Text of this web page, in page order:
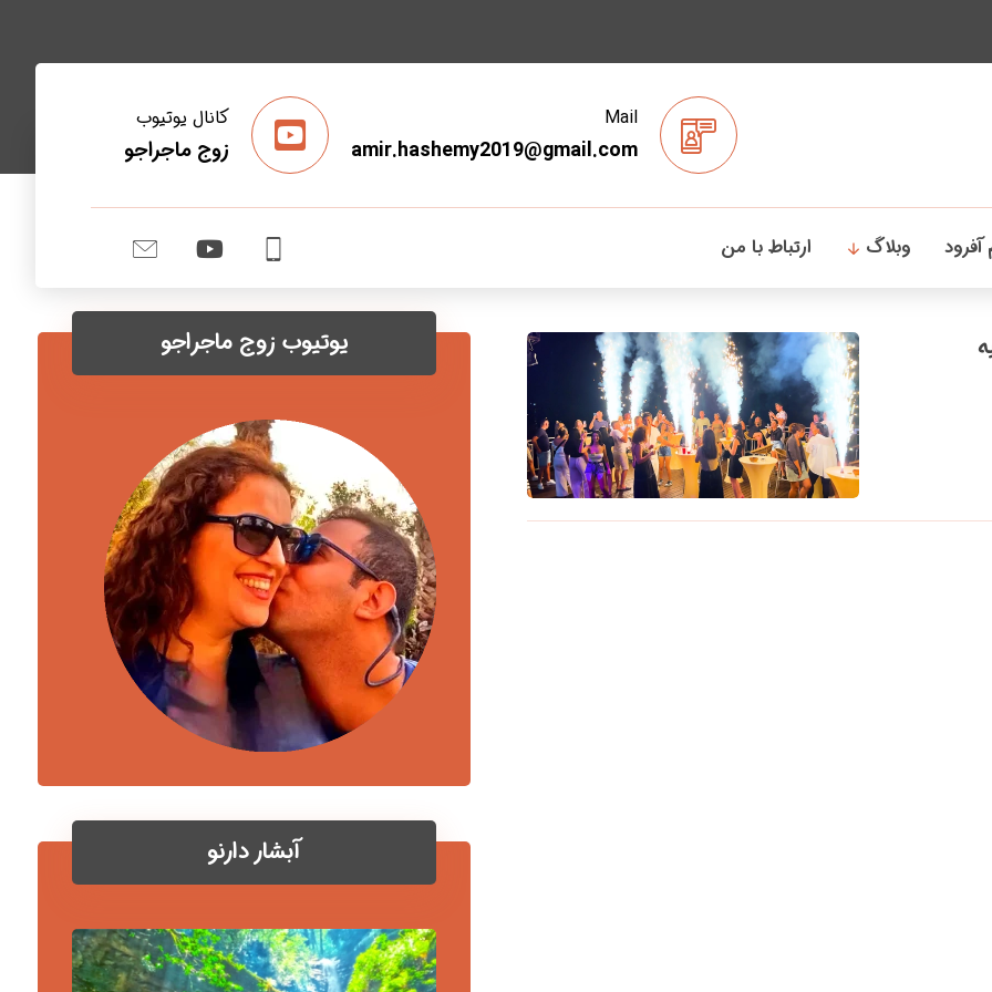
کانال یوتیوب
زوج ماجراجو
Mail
amir.hashemy2019@gmail.com
آفرود وبلاگ ارتباط با من
یوتیوب زوج ماجراجو
آبشار دارنو